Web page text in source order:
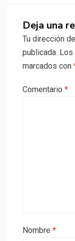
Deja una
Tu dirección
publicada. Los
marcados con
Comentario *
Nombre *